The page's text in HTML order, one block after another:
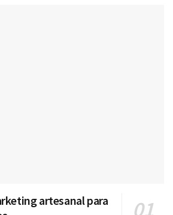
artesanal para